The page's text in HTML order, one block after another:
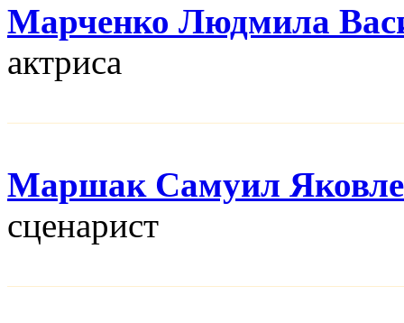
Марченко Людмила
актриса
Маршак Самуил
сценарист